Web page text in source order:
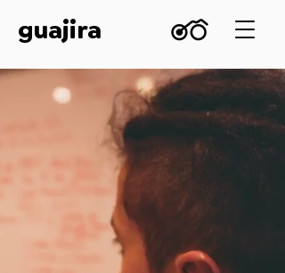
guajira